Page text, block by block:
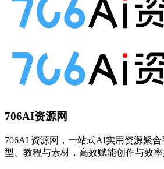
706AI资源网
706AI 资源网，一站式AI实用资源聚
型、教程与素材，高效赋能创作与效率